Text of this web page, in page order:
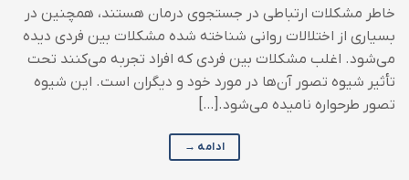
خاطر مشکلات ارتباطی در جستجوی درمان هستند، همچنین در
بسیاری از اختلالات روانی شناخته شده مشکلات بین فردی دیده
می‌شود. اغلب مشکلات بین فردی که افراد تجربه می‌کنند تحت
تأثیر شیوه تصور آن‌ها در مورد خود و دیگران است. این شیوه
تصور طرحواره نامیده می‌شود.[…]
ادامه →